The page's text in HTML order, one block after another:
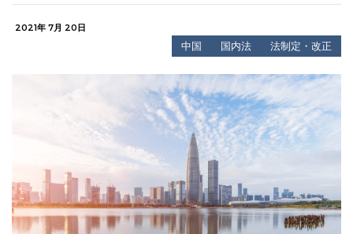
2021年 7月 20日
中国 国内法 法制定・改正